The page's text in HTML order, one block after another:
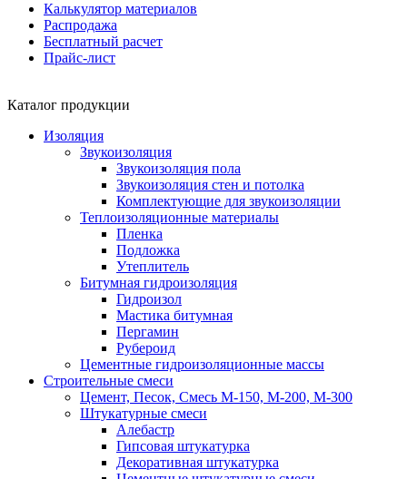
Калькулятор материалов
Распродажа
Бесплатный расчет
Прайс-лист
Каталог продукции
Изоляция
Звукоизоляция
Звукоизоляция пола
Звукоизоляция стен и потолка
Комплектующие для звукоизоляции
Теплоизоляционные материалы
Пленка
Подложка
Утеплитель
Битумная гидроизоляция
Гидроизол
Мастика битумная
Пергамин
Рубероид
Цементные гидроизоляционные массы
Строительные смеси
Цемент, Песок, Смесь М-150, М-200, М-300
Штукатурные смеси
Алебастр
Гипсовая штукатурка
Декоративная штукатурка